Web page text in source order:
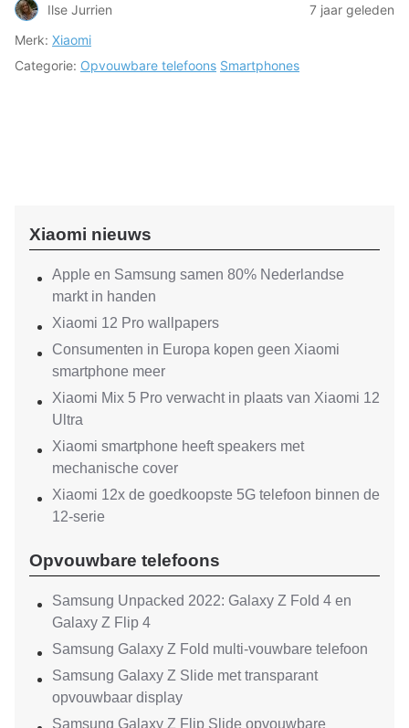
Ilse Jurrien
7 jaar geleden
Merk: Xiaomi
Categorie: Opvouwbare telefoons Smartphones
Xiaomi nieuws
Apple en Samsung samen 80% Nederlandse
markt in handen
Xiaomi 12 Pro wallpapers
Consumenten in Europa kopen geen Xiaomi
smartphone meer
Xiaomi Mix 5 Pro verwacht in plaats van Xiaomi 12
Ultra
Xiaomi smartphone heeft speakers met
mechanische cover
Xiaomi 12x de goedkoopste 5G telefoon binnen de
12-serie
Opvouwbare telefoons
Samsung Unpacked 2022: Galaxy Z Fold 4 en
Galaxy Z Flip 4
Samsung Galaxy Z Fold multi-vouwbare telefoon
Samsung Galaxy Z Slide met transparant
opvouwbaar display
Samsung Galaxy Z Flip Slide opvouwbare